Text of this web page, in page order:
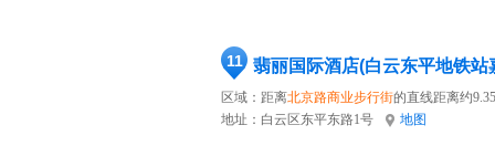
11 翡丽国际酒店(白云东平地铁站
区域：距离北京路商业步行街的直线距离约
地址： 白云区东平东路1号 地图